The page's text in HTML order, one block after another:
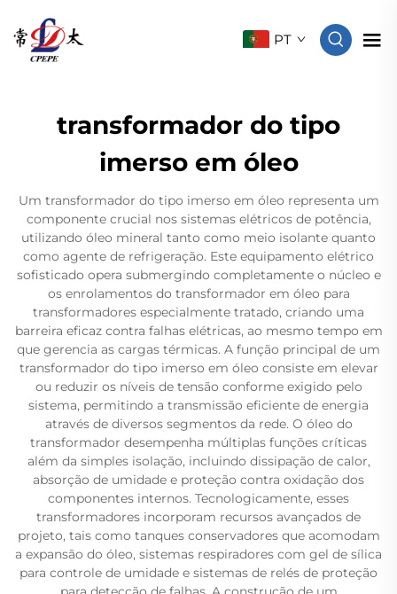
PT
transformador do tipo
imerso em óleo
Um transformador do tipo imerso em óleo representa um
componente crucial nos sistemas elétricos de potência,
utilizando óleo mineral tanto como meio isolante quanto
como agente de refrigeração. Este equipamento elétrico
sofisticado opera submergindo completamente o núcleo e
os enrolamentos do transformador em óleo para
transformadores especialmente tratado, criando uma
barreira eficaz contra falhas elétricas, ao mesmo tempo em
que gerencia as cargas térmicas. A função principal de um
transformador do tipo imerso em óleo consiste em elevar
ou reduzir os níveis de tensão conforme exigido pelo
sistema, permitindo a transmissão eficiente de energia
através de diversos segmentos da rede. O óleo do
transformador desempenha múltiplas funções críticas
além da simples isolação, incluindo dissipação de calor,
absorção de umidade e proteção contra oxidação dos
componentes internos. Tecnologicamente, esses
transformadores incorporam recursos avançados de
projeto, tais como tanques conservadores que acomodam
a expansão do óleo, sistemas respiradores com gel de sílica
para controle de umidade e sistemas de relés de proteção